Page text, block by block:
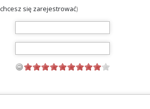
się zarejestrować)